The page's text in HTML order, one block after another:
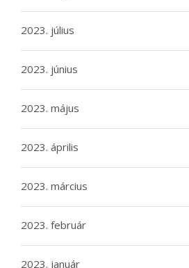
2023. július
2023. június
2023. május
2023. április
2023. március
2023. február
2023. január